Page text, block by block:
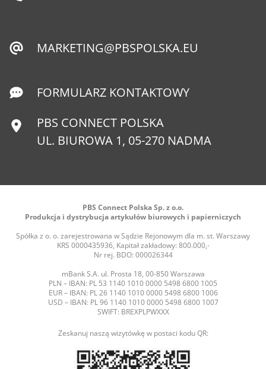
MARKETING@PBSPOLSKA.EU
FORMULARZ KONTAKTOWY
PBS CONNECT POLSKA
UL. BIUROWA 1, 05-270 NADMA
PBS Connect Polska Sp. z o.o.
Produkcja i dystrybucja artykułów biurowych i papierniczych
Spółka z o. o. zarejestrowana w Sądzie Rejonowym dla m. st. Warszawy
KRS 0000435936, Kapitał zakładowy: 800.000,-
Nr rej. BDO: 000026344
mBank S.A. ul. Prosta 18, 00-850 Warszawa
PLN – IBAN: PL 53 1140 1010 0000 5498 6800 1005
EUR – IBAN: PL 26 1140 1010 0000 5498 6800 1006
USD – IBAN: PL 96 1140 1010 0000 5498 6800 1007
SWIFT: BREXPLPWXXX
Zeskanuj naszą wizytówkę w postaci kodu QR: